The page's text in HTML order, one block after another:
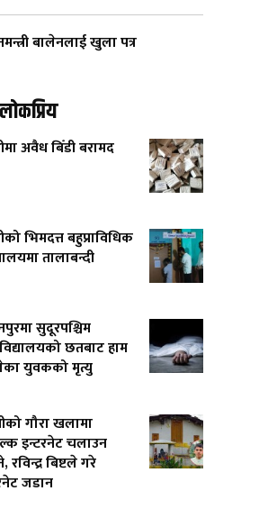
बालेनलाई खुला पत्र
अवैध बिँडी बरामद
भिमदत्त बहुप्राविधिक
तालाबन्दी
सुदूरपश्चिम
छतबाट हाम
युवकको मृत्यु
गौरा खलामा
इन्टरनेट चलाउन
रविन्द्र बिष्टले गरे
जडान